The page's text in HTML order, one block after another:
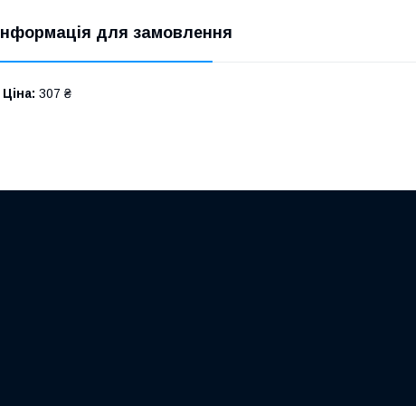
Інформація для замовлення
Ціна: 307 ₴